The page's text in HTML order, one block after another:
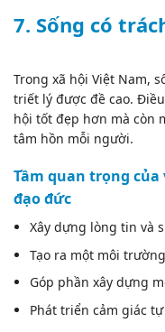
7. Sống có
Trong xã hội Việt Nam,
triết lý được đề cao.
hội tốt đẹp hơn mà còn
tâm hồn mỗi người.
Tầm quan trọng của
đạo đức
Xây dựng lòng tin và
Tạo ra một môi
Góp phần xây dựng
Phát triển cảm giác